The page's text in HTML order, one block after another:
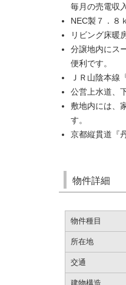
毎月の売電収
NEC製７．８
リビング床暖
分譲地内にス
便利です。
ＪＲ山陰本線
公営上水道、
敷地内には、
す。
京都縦貫道『
物件詳細
物件種目
所在地
交通
建物構造